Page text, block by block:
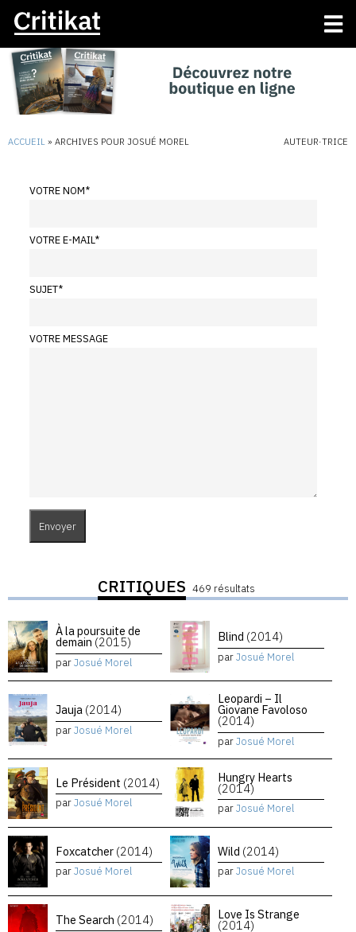
ACCUEIL » ARCHIVES POUR JOSUÉ MOREL AUTEUR·TRICE
VOTRE NOM*
VOTRE E-MAIL*
SUJET*
VOTRE MESSAGE
CRITIQUES 469 résultats
À la poursuite de
demain (2015)
parJosué Morel
Blind (2014)
parJosué Morel
Jauja (2014)
parJosué Morel
Leopardi – Il
Giovane Favoloso
(2014)
parJosué Morel
Le Président (2014)
parJosué Morel
Hungry Hearts
(2014)
parJosué Morel
Foxcatcher (2014)
parJosué Morel
Wild (2014)
parJosué Morel
The Search (2014) Love Is Strange
(2014)